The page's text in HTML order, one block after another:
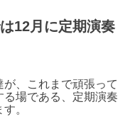
12月に定期演奏
、これまで頑張って
場である、定期演奏
。